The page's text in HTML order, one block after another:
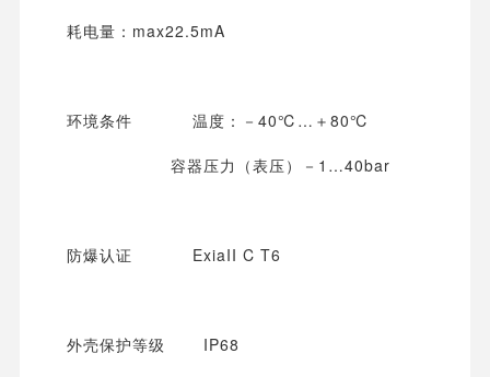
耗电量：max22.5mA
环境条件 温度：－40℃…＋80℃
容器压力（表压）－1…40bar
防爆认证 ExiaII C T6
外壳保护等级 IP68